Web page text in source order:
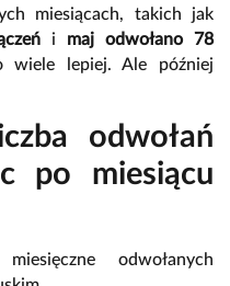
miesiącach, takich jak
i maj odwołano 78
wiele lepiej. Ale później
odwołań
po miesiącu
odwołanych